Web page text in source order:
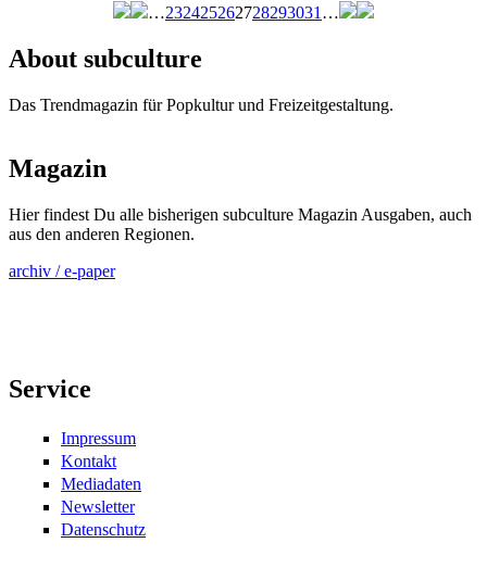
…232425262728293031 …
About subculture
Das Trendmagazin für Popkultur und Freizeitgestaltung.
Magazin
Hier findest Du alle bisherigen subculture Magazin Ausgaben, auch
aus den anderen Regionen.
archiv / e-paper
Service
Impressum
Kontakt
Mediadaten
Newsletter
Datenschutz